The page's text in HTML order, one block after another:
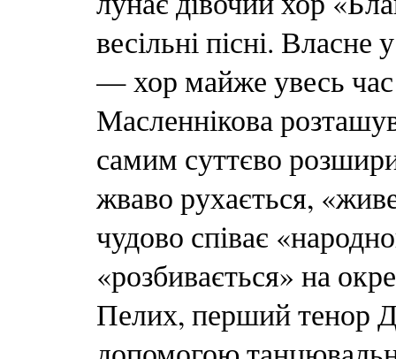
весільні пісні. Власне
— хор майже увесь
Масленнікова
самим суттєво
жваво рухається,
чудово співає
«розбивається» на
Пелих, перший тенор